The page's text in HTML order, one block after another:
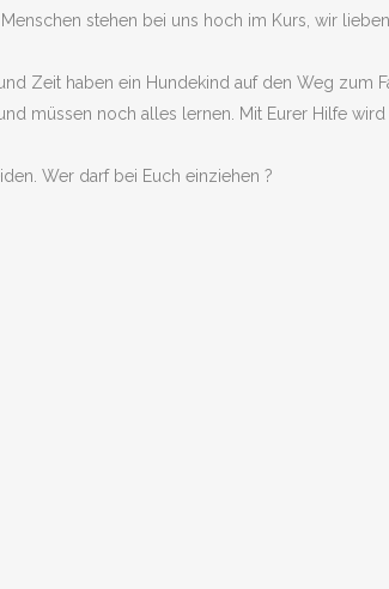
stehen bei uns hoch im Kurs, wir
Zeit haben ein Hundekind auf den Weg zum
müssen noch alles lernen. Mit Eurer Hilfe wird
Wer darf bei Euch einziehen ?